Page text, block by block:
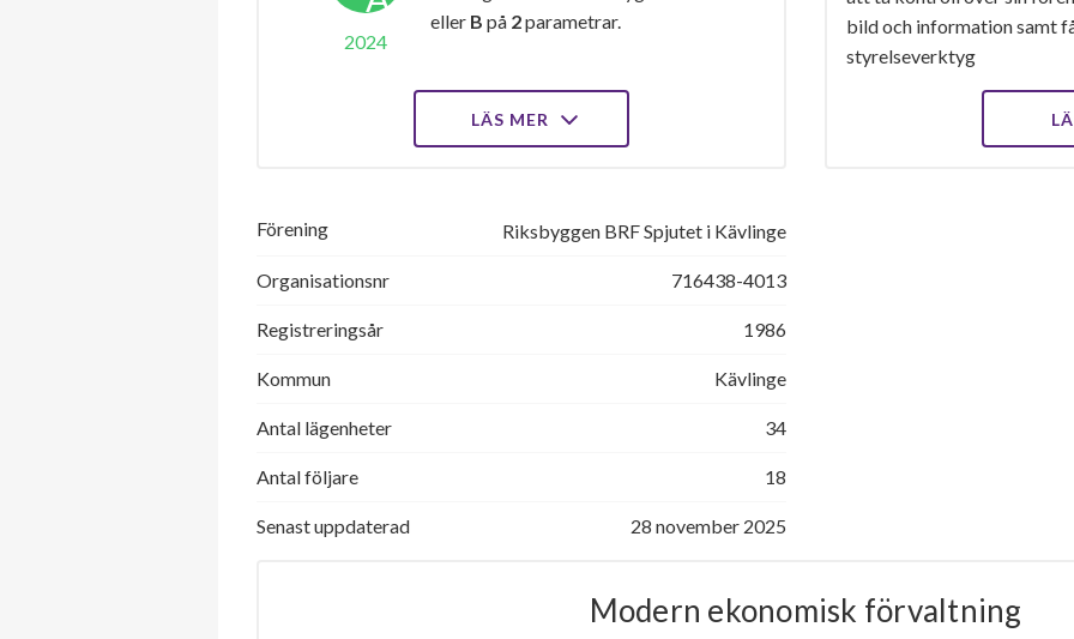
2024
eller B på 2parametrar.
LÄS MER
bild och information samt
styrelseverktyg
Förening Riksbyggen BRF Spjutet i Kävlinge
Organisationsnr 716438-4013
Registreringsår 1986
Kommun Kävlinge
Antal lägenheter 34
Antal följare 18
Senast uppdaterad 28 november 2025
Modern ekonomisk förvaltning